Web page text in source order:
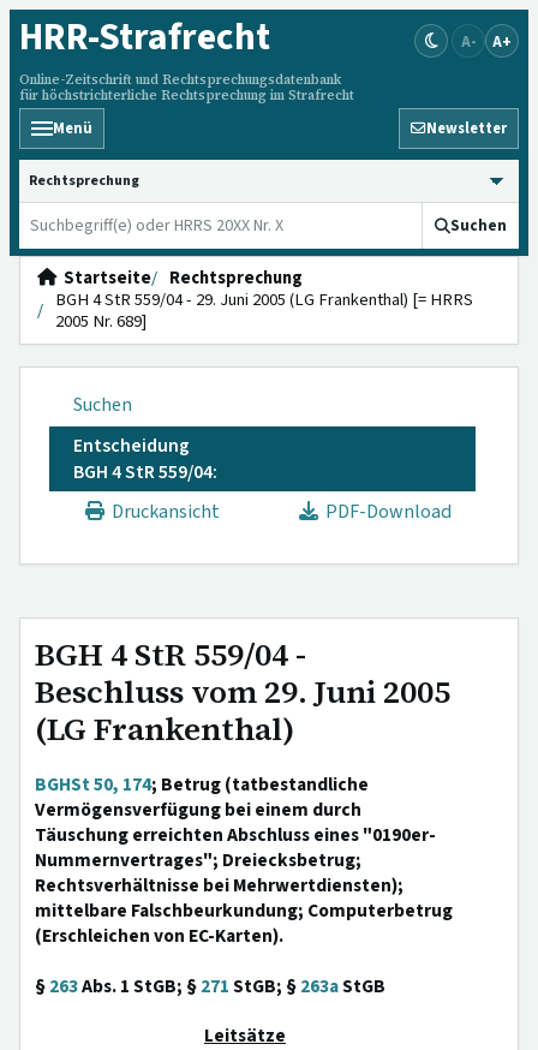
HRR-Strafrecht
Online-Zeitschrift und Rechtsprechungsdatenbank
für höchstrichterliche Rechtsprechung im Strafrecht
A- A+
Menü Newsletter
HRRS durchsuchen
Suchen
Startseite
Rechtsprechung
BGH 4 StR 559/04 - 29. Juni 2005 (LG Frankenthal) [= HRRS
2005 Nr. 689]
Suchen
Entscheidung
BGH 4 StR 559/04:
Druckansicht
PDF-Download
BGH 4 StR 559/04 -
Beschluss vom 29. Juni 2005
(LG Frankenthal)
BGHSt 50, 174; Betrug (tatbestandliche
Vermögensverfügung bei einem durch
Täuschung erreichten Abschluss eines "0190er-
Nummernvertrages"; Dreiecksbetrug;
Rechtsverhältnisse bei Mehrwertdiensten);
mittelbare Falschbeurkundung; Computerbetrug
(Erschleichen von EC-Karten).
§263Abs. 1 StGB; §271StGB; §263aStGB
Leitsätze